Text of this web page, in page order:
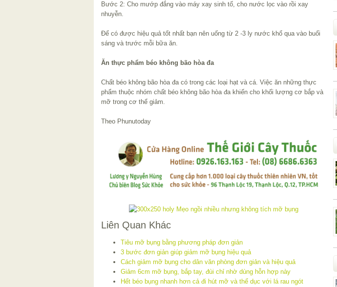
Bước 2: Cho mướp đắng vào máy xay sinh tố, cho nước lọc vào rồi xay
nhuyễn.
Để có được hiệu quả tốt nhất bạn nên uống từ 2 -3 ly nước khổ qua vào buổi
sáng và trước mỗi bữa ăn.
Ăn thực phẩm béo không bão hòa đa
Chất béo không bão hòa đa có trong các loại hạt và cá. Việc ăn những thực
phẩm thuộc nhóm chất béo không bão hòa đa khiến cho khối lượng cơ bắp và
mỡ trong cơ thể giảm.
Theo Phunutoday
Liên Quan Khác
Tiêu mỡ bụng bằng phương pháp đơn giản
3 bước đơn giản giúp giảm mỡ bụng hiệu quả
Cách giảm mỡ bụng cho dân văn phòng đơn giản và hiệu quả
Giảm 6cm mỡ bụng, bắp tay, đùi chỉ nhờ dùng hỗn hợp này
Hết béo bụng nhanh hơn cả đi hút mỡ và thể dục với lá rau ngót